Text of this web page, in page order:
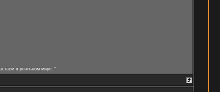
в реальном мире.."